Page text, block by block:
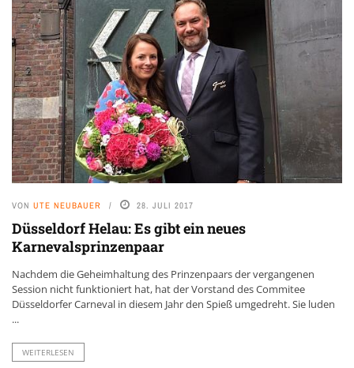
VON UTE NEUBAUER 28. JULI 2017
Düsseldorf Helau: Es gibt ein neues
Karnevalsprinzenpaar
Nachdem die Geheimhaltung des Prinzenpaars der vergangenen
Session nicht funktioniert hat, hat der Vorstand des Commitee
Düsseldorfer Carneval in diesem Jahr den Spieß umgedreht. Sie luden
...
WEITERLESEN